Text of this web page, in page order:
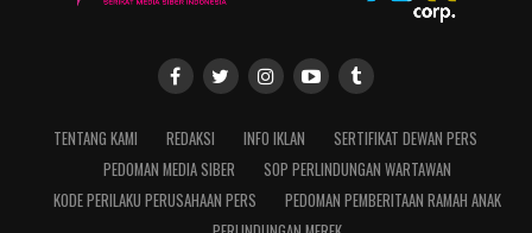
TENTANG KAMI REDAKSI INFO IKLAN
SERTIFIKAT DEWAN PERS
PEDOMAN MEDIA SIBER
SOP PERLINDUNGAN WARTAWAN
KODE PERILAKU PERUSAHAAN PERS
PEDOMAN PEMBERITAAN RAMAH ANAK